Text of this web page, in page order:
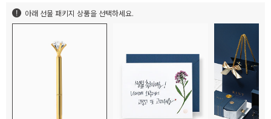
아래 선물 패키지 상품을 선택하세요.